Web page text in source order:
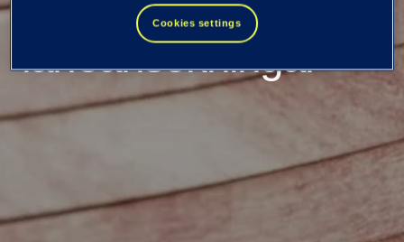
låneansökningar
Cookies settings